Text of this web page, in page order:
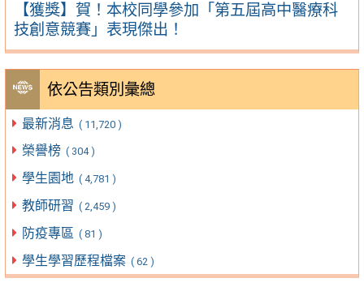
【獲獎】賀！本校同學參加「第五屆高中醫療科
技創意競賽」表現傑出！
依公告類別彙總
最新消息 ( 11,720 )
榮譽榜 ( 304 )
學生園地 ( 4,781 )
教師研習 ( 2,459 )
防疫專區 ( 81 )
學生學習歷程檔案 ( 62 )